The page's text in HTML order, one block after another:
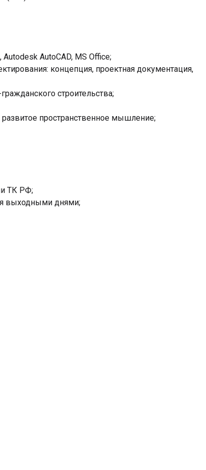
AutoCAD, MS Office;
концепция, проектная документация,
строительства;
пространственное мышление;
ТК РФ;
выходными днями;